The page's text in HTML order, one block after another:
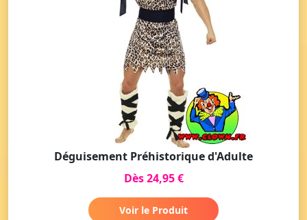
Déguisement Préhistorique d'Adulte
Dès 24,95 €
Voir le Produit